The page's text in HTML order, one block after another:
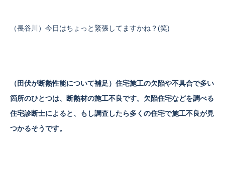
（長谷川）今日はちょっと緊張してますかね？(笑)
（田伏が断熱性能について補足）住宅施工の欠陥や不具合で多い
箇所のひとつは、断熱材の施工不良です。欠陥住宅などを調べる
住宅診断士によると、もし調査したら多くの住宅で施工不良が見
つかるそうです。